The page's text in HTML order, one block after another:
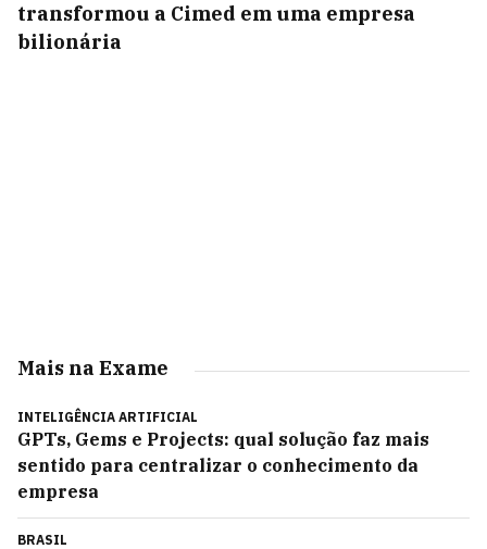
transformou a Cimed em uma empresa
bilionária
Mais na Exame
INTELIGÊNCIA ARTIFICIAL
GPTs, Gems e Projects: qual solução faz mais
sentido para centralizar o conhecimento da
empresa
BRASIL